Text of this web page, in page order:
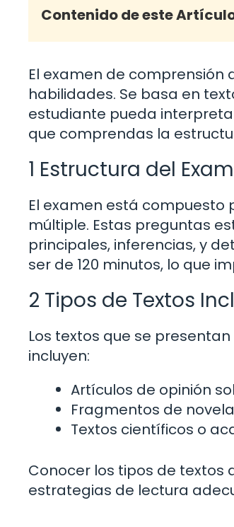
Contenido de este
El examen de comprensión
habilidades. Se basa en
estudiante pueda
que comprendas la
1 Estructura del
El examen está compuesto
múltiple. Estas preguntas
principales, inferencias, y
ser de 120 minutos, lo que
2 Tipos de Textos
Los textos que se
incluyen:
Artículos de opinión
Fragmentos de
Textos científicos o
Conocer los tipos de
estrategias de lectura